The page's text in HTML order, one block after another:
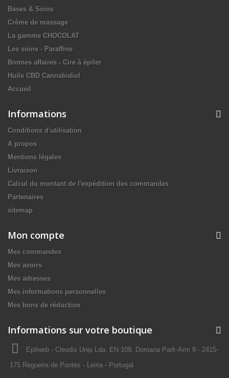
Bases & Soins
Crème de massage
La gamme CHOCOLAT
Les soins - Paraffine
Bonnes affaires - Cire à épiler
Huile CBD Cannabidiol
Accueil
Informations
Conditions d'utilisation
A propos
Mentions légales
Livraison
Calcul du montant de l'expédition des commandes
Partenaires
sitemap
Mon compte
Mes commandes
Mes avoirs
Mes adresses
Mes informations personnelles
Mes bons de réduction
Informations sur votre boutique
Epilweb - Cleodis Unip Lda, EN 109, Doroana Park-Arm 9 - 2415-
175 Regueira de Pontes - Leiria - Portugal